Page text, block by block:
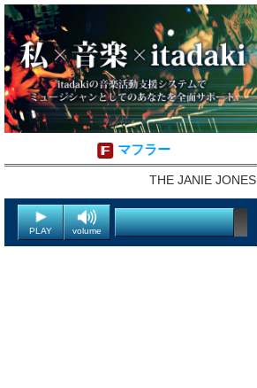
マフラー
THE JANIE JONES
PLAY volume